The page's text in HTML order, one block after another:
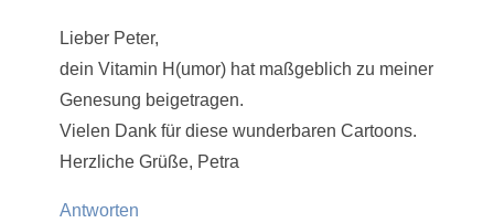
Lieber Peter,
dein Vitamin H(umor) hat maßgeblich zu meiner
Genesung beigetragen.
Vielen Dank für diese wunderbaren Cartoons.
Herzliche Grüße, Petra
Antworten